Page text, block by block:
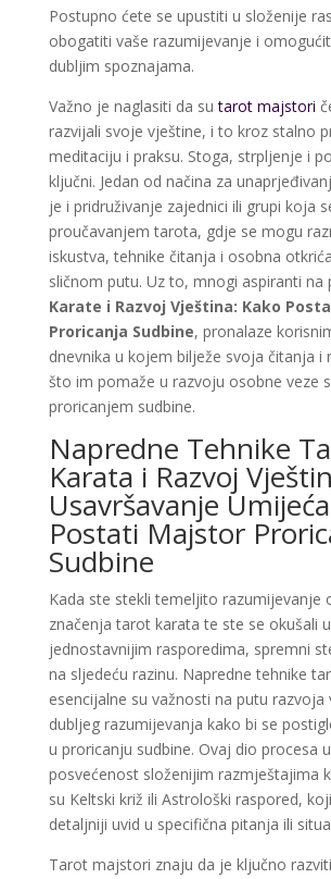
Postupno ćete se upustiti u složenije
obogatiti vaše razumijevanje i
dubljim spoznajama.
Važno je naglasiti da sutarot majstori
razvijali svoje vještine, i to kroz stalno
meditaciju i praksu. Stoga, strpljenje i
ključni. Jedan od načina za
je i pridruživanje zajednici ili grupi koja
proučavanjem tarota, gdje se mogu
iskustva, tehnike čitanja i osobna
sličnom putu. Uz to, mnogi aspiranti na
Karate i Razvoj Vještina: Kako
Proricanja Sudbine, pronalaze
dnevnika u kojem bilježe svoja čitanja i
što im pomaže u razvoju osobne veze
proricanjem sudbine.
Napredne Tehnike
Karata i Razvoj
Usavršavanje
Postati Majstor
Sudbine
Kada ste stekli temeljito razumijevanje
značenja tarot karata te ste se okušali u
jednostavnijim rasporedima, spremni
na sljedeću razinu. Napredne tehnike
esencijalne su važnosti na putu razvoja
dubljeg razumijevanja kako bi se
u proricanju sudbine. Ovaj dio procesa
posvećenost složenijim razmještajima
su Keltski križ ili Astrološki raspored,
detaljniji uvid u specifična pitanja ili
Tarot majstori znaju da je ključno